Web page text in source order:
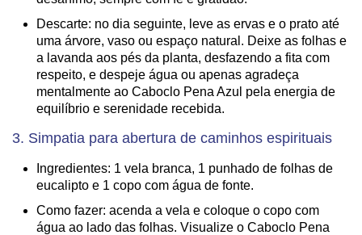
Descarte: no dia seguinte, leve as ervas e o prato até
uma árvore, vaso ou espaço natural. Deixe as folhas e
a lavanda aos pés da planta, desfazendo a fita com
respeito, e despeje água ou apenas agradeça
mentalmente ao Caboclo Pena Azul pela energia de
equilíbrio e serenidade recebida.
3. Simpatia para abertura de caminhos espirituais
Ingredientes: 1 vela branca, 1 punhado de folhas de
eucalipto e 1 copo com água de fonte.
Como fazer: acenda a vela e coloque o copo com
água ao lado das folhas. Visualize o Caboclo Pena